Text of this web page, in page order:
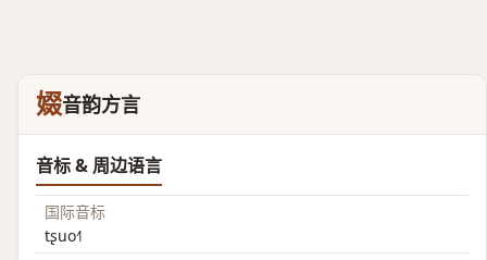
娺音韵方言
音标 & 周边语言
国际音标
tʂuo˧˥